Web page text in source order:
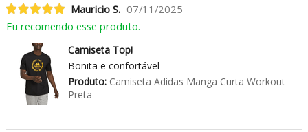
Mauricio S. 07/11/2025
Eu recomendo esse produto.
Camiseta Top!
Bonita e confortável
Produto:Camiseta Adidas Manga Curta Workout
Preta